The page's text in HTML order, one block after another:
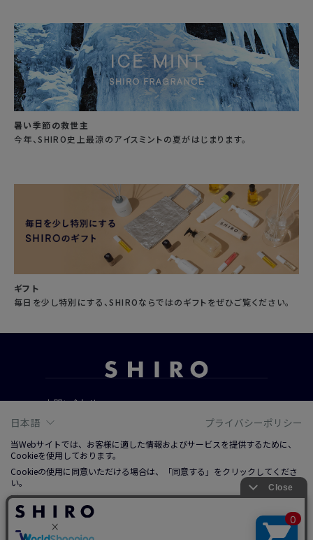
暑い季節の救世主
今年、SHIRO史上最涼のアイスミントの夏がはじまります。
ギフト
毎日を少し特別にする、SHIROならではのギフトをぜひご覧ください。
お問い合わせ
ご利用ガイド
ご利用規約
特定商取引法に基づく表記
プライバシーポリシー
日本語 プライバシーポリシー
当Webサイトでは、お客様に適した情報およびサービスを提供するために、
Cookieを使用しております。
Cookieの使用に同意いただける場合は、「同意する」をクリックしてくださ
い。
詳しくは、右上記載プライバシーポリシーリンクまたは「Cookieについて」
をクリックのうえ、ご参照ください。